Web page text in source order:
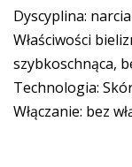
Dyscyplina:
Właściwości
szybkoschnąca,
Technologia:
Włączanie: bez